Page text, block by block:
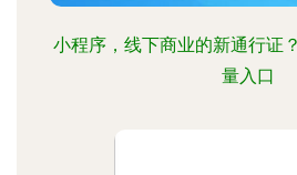
小程序，线下商业的新通行证
量入口